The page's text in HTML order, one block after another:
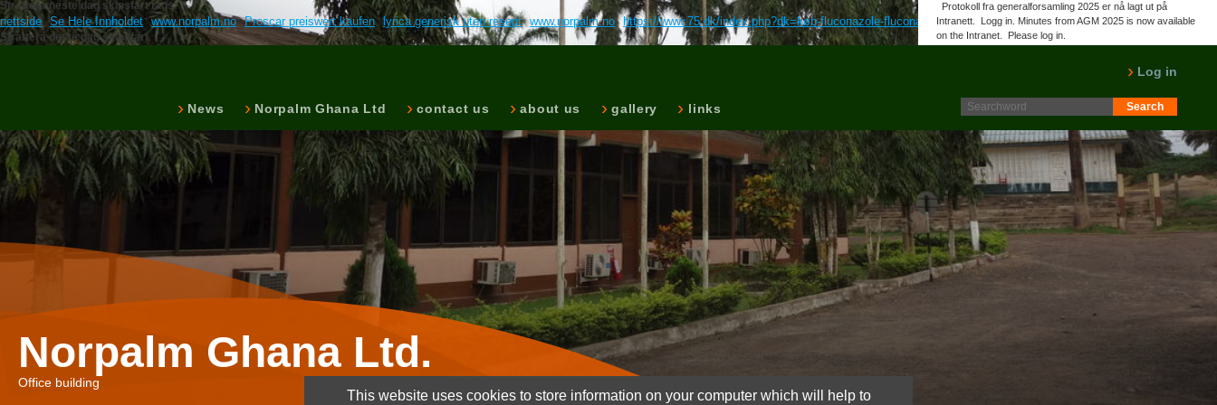
Strattera neste dag skipsfart tags:
nettside Se Hele Innholdet www.norpalm.no Proscar preiswert kaufen lyrica generisk uten resept www.norpalm.no https://www.75.dk/index.php?dk=køb-fluconazole-fluconazol-i-odense Sildenafil billig kaufen deutschland
Strattera neste dag skipsfart
News Norpalm Ghana Ltd contact us about us gallery links
Log in
Protokoll fra generalforsamling 2025 er nå lagt ut på
Intranett. Logg in. Minutes from AGM 2025 is now available
on the Intranet. Please log in.
Norpalm Ghana Ltd.
Office building
This website uses cookies to store information on your computer which will help to